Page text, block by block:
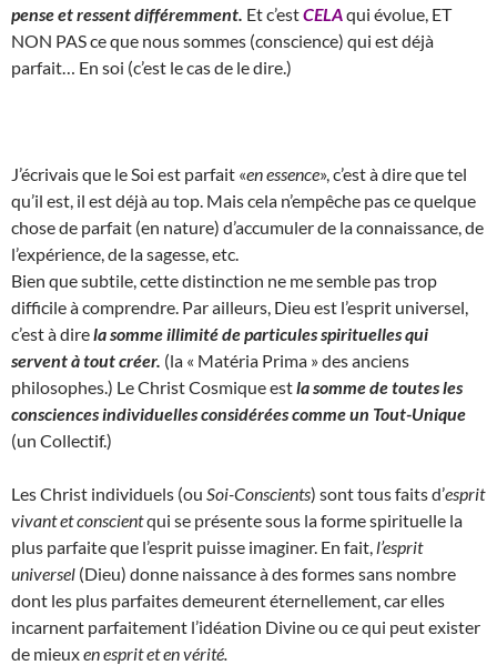
pense et ressent différemment. Et c’estCELAqui évolue, ET
NON PAS ce que nous sommes (conscience) qui est déjà
parfait… En soi (c’est le cas de le dire.)
J’écrivais que le Soi est parfait «en essence», c’est à dire que tel
qu’il est, il est déjà au top. Mais cela n’empêche pas ce quelque
chose de parfait (en nature) d’accumuler de la connaissance, de
l’expérience, de la sagesse, etc.
Bien que subtile, cette distinction ne me semble pas trop
difficile à comprendre. Par ailleurs, Dieu est l’esprit universel,
c’est à direla somme illimité de particules spirituelles qui
servent à tout créer. (la « Matéria Prima » des anciens
philosophes.) Le Christ Cosmique estla somme de toutes les
consciences individuelles considérées comme un Tout-Unique
(un Collectif.)
Les Christ individuels (ou Soi-Conscients) sont tous faits d’esprit
vivant et conscientqui se présente sous la forme spirituelle la
plus parfaite que l’esprit puisse imaginer. En fait, l’esprit
universel (Dieu) donne naissance à des formes sans nombre
dont les plus parfaites demeurent éternellement, car elles
incarnent parfaitement l’idéation Divine ou ce qui peut exister
de mieuxen esprit et en vérité.